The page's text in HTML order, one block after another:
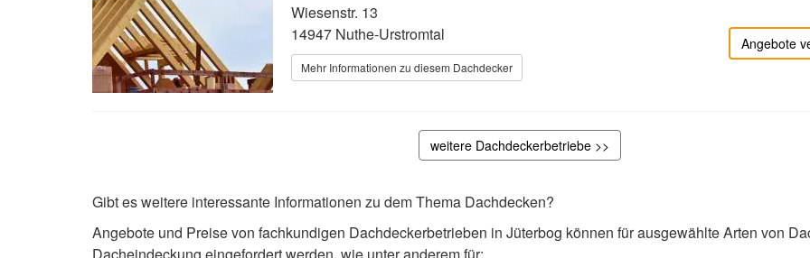
Wiesenstr. 13
14947 Nuthe-Urstromtal
Mehr Informationen zu diesem Dachdecker
Angebote
weitere Dachdeckerbetriebe >>
Gibt es weitere interessante Informationen zu dem Thema Dachdecken?
Angebote und Preise von fachkundigen Dachdeckerbetrieben in Jüterbog können für ausgewählte Arten von
Dacheindeckung eingefordert werden, wie unter anderem für: